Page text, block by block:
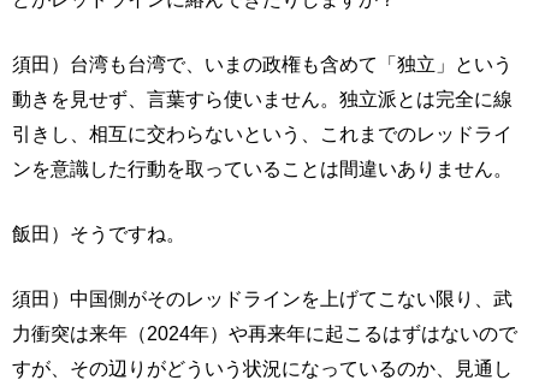
須田）台湾も台湾で、いまの政権も含めて「独立」という
動きを見せず、言葉すら使いません。独立派とは完全に線
引きし、相互に交わらないという、これまでのレッドライ
ンを意識した行動を取っていることは間違いありません。
飯田）そうですね。
須田）中国側がそのレッドラインを上げてこない限り、武
力衝突は来年（2024年）や再来年に起こるはずはないので
すが、その辺りがどういう状況になっているのか、見通し